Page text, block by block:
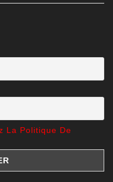
La Politique De